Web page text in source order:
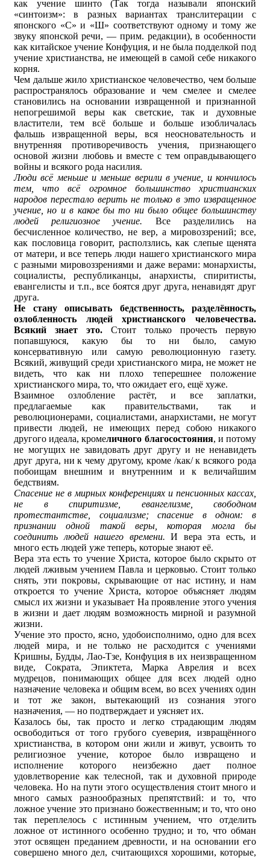
как учение шинто (Так тогда называли японский
«синтоизм»: в разных вариантах транслитерации с
японского «С» и «Ш» соответствуют одному и тому же
звуку японской речи, — прим. редакции), в особенности
как китайское учение Конфуция, и не была подделкой под
учение христианства, не имеющей в самой себе никакого
корня.
Чем дальше жило христианское человечество, чем больше
распространялось образование и чем смелее и смелее
становились на основании извращенной и признанной
непогрешимой веры как светские, так и духовные
властители, тем всё больше и больше изобличалась
фальшь извращенной веры, вся неосновательность и
внутренняя противоречивость учения, признающего
основой жизни любовь и вместе с тем оправдывающего
войны и всякого рода насилия.
Люди всё меньше и меньше верили в учение, и кончилось
тем, что всё огромное большинство христианских
народов перестало верить не только в это извращенное
учение, но и в какое бы то ни было общее большинству
людей религиозное учение. Все разделились на
бесчисленное количество, не вер, а мировоззрений; все,
как пословица говорит, расползлись, как слепые щенята
от матери, и все теперь люди нашего христианского мира
с разными мировоззрениями и даже верами: монархисты,
социалисты, республиканцы, анархисты, спиритисты,
евангелисты и т.п., все боятся друг друга, ненавидят друг
друга.
Не стану описывать бедственность, разделённость,
озлобленность людей христианского человечества.
Всякий знает это. Стоит только прочесть первую
попавшуюся, какую бы то ни было, самую
консервативную или самую революционную газету.
Всякий, живущий среди христианского мира, не может не
видеть, что как ни плохо теперешнее положение
христианского мира, то, что ожидает его, ещё хуже.
Взаимное озлобление растёт, и все заплатки,
предлагаемые как правительствами, так и
революционерами, социалистами, анархистами, не могут
привести людей, не имеющих перед собою никакого
другого идеала, кромеличного благосостояния, и потому
не могущих не завидовать друг другу и не ненавидеть
друг друга, ни к чему другому, кроме /как/ к всякого рода
побоищам внешним и внутренним и к величайшим
бедствиям.
Спасение не в мирных конференциях и пенсионных кассах,
не в спиритизме, евангелизме, свободном
протестантстве, социализме; спасение в одном: в
признании одной такой веры, которая могла бы
соединить людей нашего времени. И вера эта есть, и
много есть людей уже теперь, которые знают её.
Вера эта есть то учение Христа, которое было скрыто от
людей лживым учением Павла и церковью. Стоит только
снять, эти покровы, скрывающие от нас истину, и нам
откроется то учение Христа, которое объясняет людям
смысл их жизни и указывает На проявление этого учения
в жизни и дает людям возможность мирной и разумной
жизни.
Учение это просто, ясно, удобоисполнимо, одно для всех
людей мира, и не только не расходится с учениями
Кришны, Будды, Лао-Tзe, Конфуция в их неизвращенном
виде, Сократа, Эпиктета, Марка Аврелия и всех
мудрецов, понимающих общее для всех людей одно
назначение человека и общим всем, во всех учениях один
и тот же закон, вытекающий из сознания этого
назначения, — но подтверждает и уясняет их.
Казалось бы, так просто и легко страдающим людям
освободиться от того грубого суеверия, извращённого
христианства, в котором они жили и живут, усвоить то
религиозное учение, которое было извращено и
исполнение которого неизбежно дает полное
удовлетворение как телесной, так и духовной природе
человека. Но на пути этого осуществления стоит много и
много самых разнообразных препятствий: и то, что
ложное учение это признано божественным; и то, что оно
так переплелось с истинным учением, что отделить
ложное от истинного особенно трудно; и то, что обман
этот освящен преданием древности, и на основании его
совершено много дел, считающихся хорошими, которые,